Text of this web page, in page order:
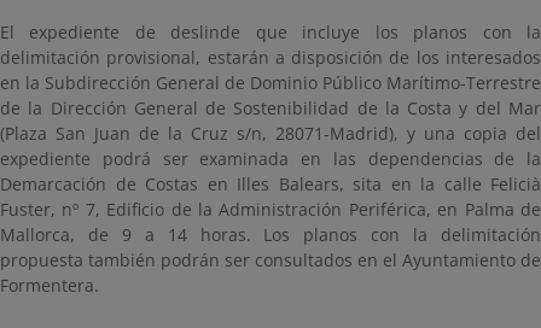
El expediente de deslinde que incluye los planos con la
delimitación provisional, estarán a disposición de los interesados
en la Subdirección General de Dominio Público Marítimo-Terrestre
de la Dirección General de Sostenibilidad de la Costa y del Mar
(Plaza San Juan de la Cruz s/n, 28071-Madrid), y una copia del
expediente podrá ser examinada en las dependencias de la
Demarcación de Costas en Illes Balears, sita en la calle Felicià
Fuster, nº 7, Edificio de la Administración Periférica, en Palma de
Mallorca, de 9 a 14 horas. Los planos con la delimitación
propuesta también podrán ser consultados en el Ayuntamiento de
Formentera.